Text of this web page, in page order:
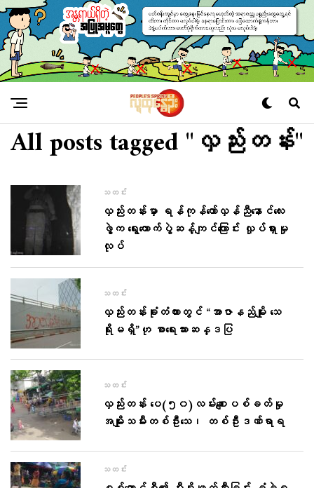
All posts tagged "လှည်းတန်း"
သတင်း
လှည်းတန်းမှာ ရန်ကုန်တော်လှန်ညီနောင်လေး
ဖွဲ့က ရွေးကောက်ပွဲဆန့်ကျင်ကြောင်း လှုပ်ရှားမှု
လုပ်
သတင်း
လှည်းတန်းခုံးတံတားတွင် “အာဇာနည်မျိုး သေ
ရိုးမရှိ”ဟု စာရေးသားဆန္ဒပြ
သတင်း
လှည်းတန်း ပေ(၅၀)လမ်းစျေးပစ်ခတ်မှု
အမျိုးသမီးတစ်ဦးသေ၊ တစ်ဦးဒဏ်ရာရ
သတင်း